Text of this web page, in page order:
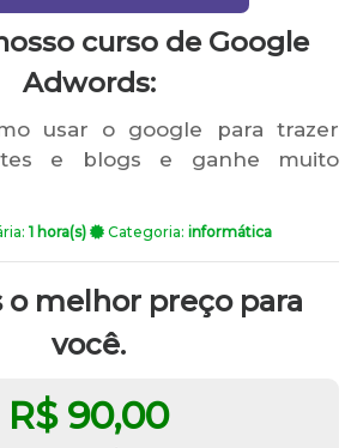
curso de Google
Adwords:
usar o google para trazer
e blogs e ganhe muito
1 hora(s) Categoria: informática
o melhor preço para
você.
R$ 90,00